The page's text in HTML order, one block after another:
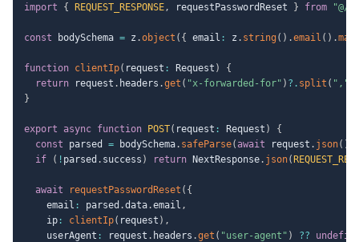
import
{ REQUEST_RESPONSE, requestPasswordReset } from "@/
const bodySchema = z .object ( { email : z . string ( ) .email ( ) .max
function clientIp( request : Request )
{
return request . headers .get ( "x-forwarded-for" ) ?. split ( ","
}
export async function POST( request : Request )
{
const parsed = bodySchema. safeParse( await request . json( )
if
( ! parsed . success ) return NextResponse. json(
await requestPasswordReset ( {
    email
: parsed .data.email ,
    ip
: clientIp( request ) ,
    userAgent
: request . headers .get ( "user-agent" ) ??